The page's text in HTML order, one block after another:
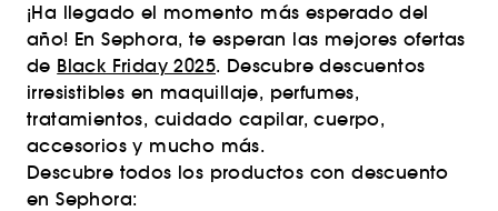
¡Ha llegado el momento más esperado del
año! En Sephora, te esperan las mejores ofertas
de Black Friday 2025. Descubre descuentos
irresistibles en maquillaje, perfumes,
tratamientos, cuidado capilar, cuerpo,
accesorios y mucho más.
Descubre todos los productos con descuento
en Sephora: